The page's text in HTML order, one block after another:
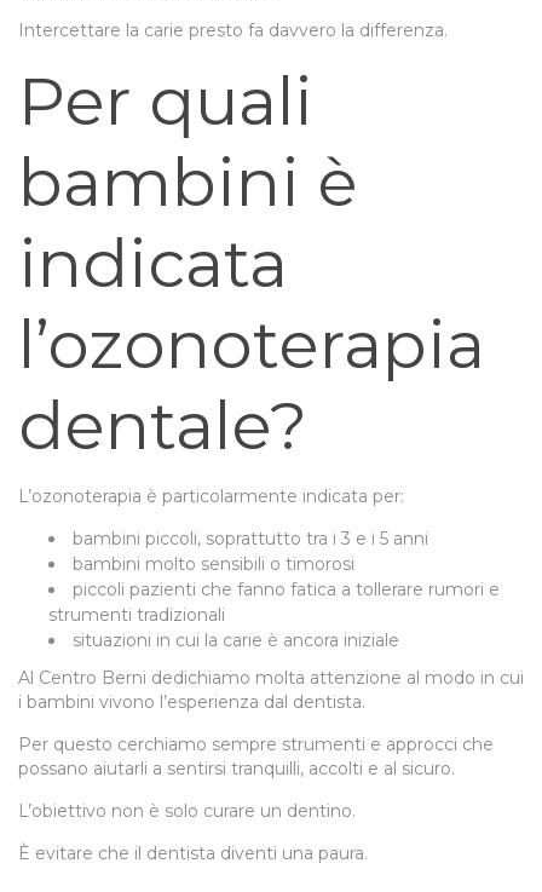
Intercettare la carie presto fa davvero la differenza.
Per quali
bambini è
indicata
l’ozonoterapia
dentale?
L’ozonoterapia è particolarmente indicata per:
bambini piccoli, soprattutto tra i 3 e i 5 anni
bambini molto sensibili o timorosi
piccoli pazienti che fanno fatica a tollerare rumori e
strumenti tradizionali
situazioni in cui la carie è ancora iniziale
Al Centro Berni dedichiamo molta attenzione al modo in cui
i bambini vivono l’esperienza dal dentista.
Per questo cerchiamo sempre strumenti e approcci che
possano aiutarli a sentirsi tranquilli, accolti e al sicuro.
L’obiettivo non è solo curare un dentino.
È evitare che il dentista diventi una paura.